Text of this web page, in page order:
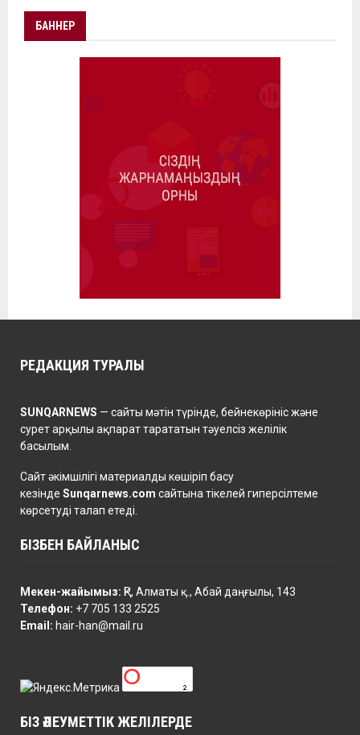
БАННЕР
РЕДАКЦИЯ ТУРАЛЫ
SUNQARNEWS — сайты мәтін түрінде, бейнекөрініс және
сурет арқылы ақпарат тарататын тәуелсіз желілік
басылым.
Сайт әкімшілігі материалды көшіріп басу
кезінде Sunqarnews.com сайтына тікелей гиперсілтеме
көрсетуді талап етеді.
БІЗБЕН БАЙЛАНЫС
Мекен-жайымыз: ҚР, Алматы қ., Абай даңғылы, 143
Телефон: +7 705 133 2525
Email: hair-han@mail.ru
БІЗ ӘЛЕУМЕТТІК ЖЕЛІЛЕРДЕ